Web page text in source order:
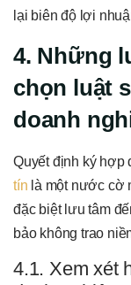
lại biên độ lợi
4. Những
chọn luật
doanh
Quyết định ký hợp
tín là một nước cờ
đặc biệt lưu tâm
bảo không trao
4.1. Xem xét